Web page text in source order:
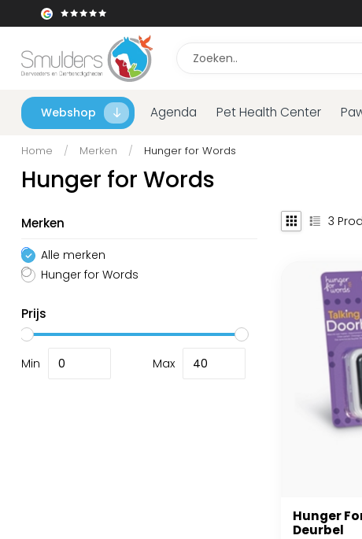
Webshop Agenda Pet Health Center
Home / Merken / Hunger for Words
Hunger for Words
Merken
Alle merken
Hunger for Words
Prijs
Min Max
3
Hunger
Deurbel